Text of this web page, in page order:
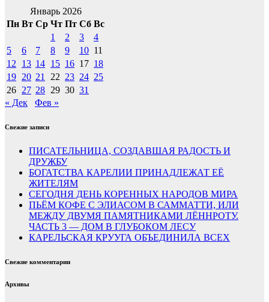
Январь 2026
Пн Вт Ср Чт Пт Сб Вс
1
2 3
4
5
6 7 8 9 10 11
12
13 14 15 16 17 18
19 20 21 22 23 24 25
26 27 28 29 30 31
« Дек
Фев »
Свежие записи
ПИСАТЕЛЬНИЦА, СОЗДАВШАЯ РАДОСТЬ И
ДРУЖБУ
БОГАТСТВА КАРЕЛИИ ПРИНАДЛЕЖАТ ЕЁ
ЖИТЕЛЯМ
СЕГОДНЯ ДЕНЬ КОРЕННЫХ НАРОДОВ МИРА
ПЬЁМ КОФЕ С ЭЛИАСОМ В САММАТТИ, ИЛИ
МЕЖДУ ДВУМЯ ПАМЯТНИКАМИ ЛЁННРОТУ.
ЧАСТЬ 3 — ДОМ В ГЛУБОКОМ ЛЕСУ
КАРЕЛЬСКАЯ КРУУГА ОБЪЕДИНИЛА ВСЕХ
Свежие комментарии
Архивы